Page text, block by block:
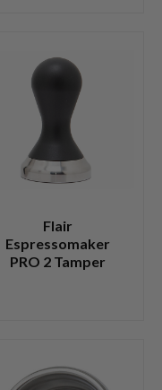
Flair
Espressomaker
PRO 2 Tamper